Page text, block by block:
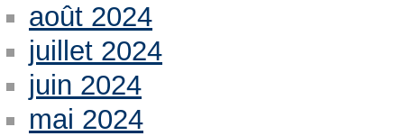
août 2024
juillet 2024
juin 2024
mai 2024